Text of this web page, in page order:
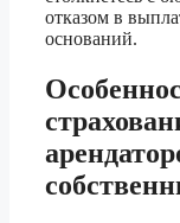
отказом в
оснований.